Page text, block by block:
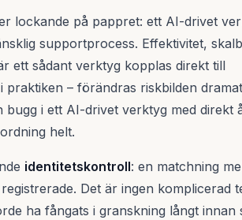
lockande på pappret: ett AI-drivet
supportprocess. Effektivitet,
ett sådant verktyg kopplas direkt till
– förändras riskbilden
i ett AI-drivet verktyg med direkt
helt.
identitetskontroll: en matchning
Det är ingen komplicerad
ha fångats i granskning långt innan